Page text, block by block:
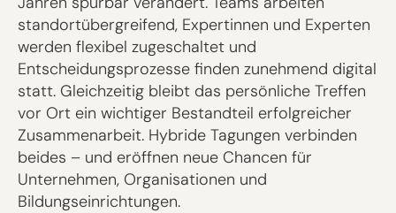
standortübergreifend, Expertinnen und Experten
werden flexibel zugeschaltet und
Entscheidungsprozesse finden zunehmend digital
statt. Gleichzeitig bleibt das persönliche Treffen
vor Ort ein wichtiger Bestandteil erfolgreicher
Zusammenarbeit. Hybride Tagungen verbinden
beides – und eröffnen neue Chancen für
Unternehmen, Organisationen und
Bildungseinrichtungen.